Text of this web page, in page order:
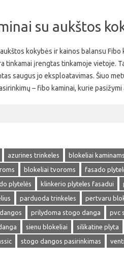
su aukštos
kokybės ir kainos balansu
tinkamai įrengtas tinkamoje vietoje.
saugus jo eksploatavimas. Šiuo
– fibo kaminai, kurie
azurines trinkeles blokeliai kaminams
blokeliai tvoroms fasado
plytelės
klinkerio plyteles fasadui
parduoda trinkeles pertvaru
prilydoma stogo danga pvc
sienu blokeliai silikatine plyta
stogo dangos pasirinkimas